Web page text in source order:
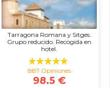
Tarragona Romana y Sitges.
Grupo reducido. Recogida en
hotel.
887 Opiniones
98.5 €